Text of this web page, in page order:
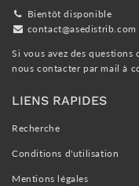
Bientôt disponible
contact@asedistrib.com
Si vous avez des
nous contacter par mail à
LIENS RAPIDES
Recherche
Conditions d'utilisation
Mentions légales